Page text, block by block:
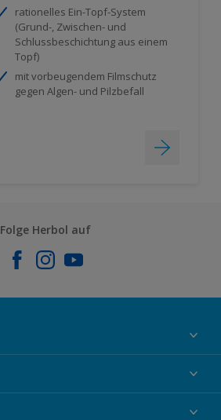
rationelles Ein-Topf-System
(Grund-, Zwischen- und
Schlussbeschichtung aus einem
Topf)
mit vorbeugendem Filmschutz
gegen Algen- und Pilzbefall
Folge Herbol auf